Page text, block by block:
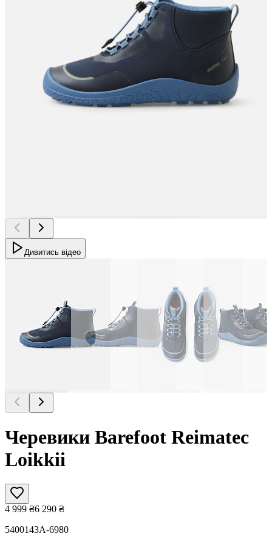
Дивитись відео
Черевики Barefoot Reimatec
Loikkii
4 999 ₴6 290 ₴
5400143A-6980